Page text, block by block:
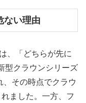
ない理由
、「どちらが先に
型クラウンシリーズ
その時点でクラウ
ました。一方、フ